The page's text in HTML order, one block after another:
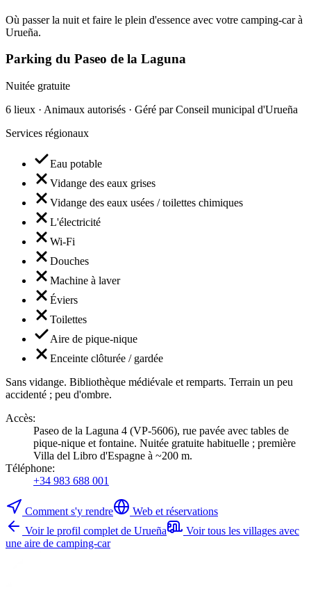
Où passer la nuit et faire le plein d'essence avec votre camping-car à
Urueña.
Parking du Paseo de la Laguna
Nuitée gratuite
6 lieux · Animaux autorisés · Géré par Conseil municipal d'Urueña
Services régionaux
Eau potable
Vidange des eaux grises
Vidange des eaux usées / toilettes chimiques
L'électricité
Wi-Fi
Douches
Machine à laver
Éviers
Toilettes
Aire de pique-nique
Enceinte clôturée / gardée
Sans vidange. Bibliothèque médiévale et remparts. Terrain un peu
accidenté ; peu d'ombre.
Accès:
Paseo de la Laguna 4 (VP-5606), rue pavée avec tables de
pique-nique et fontaine. Nuitée gratuite habituelle ; première
Villa del Libro d'Espagne à ~200 m.
Téléphone:
+34 983 688 001
Comment s'y rendre
Web et réservations
Voir le profil complet de Urueña
Voir tous les villages avec
une aire de camping-car